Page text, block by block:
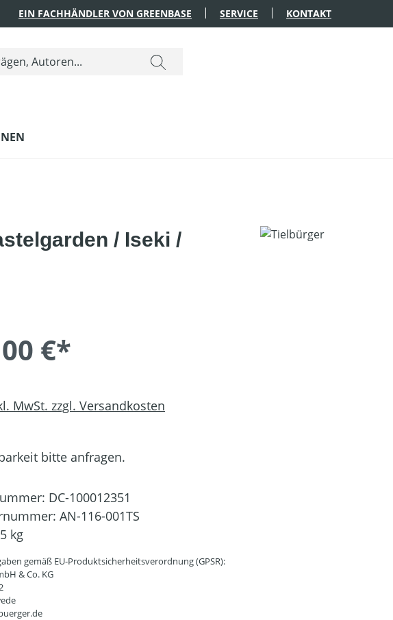
EIN FACHHÄNDLER VON GREENBASE SERVICE KONTAKT
/ Iseki /
€*
MwSt. zzgl. Versandkosten
bitte anfragen.
DC-100012351
AN-116-001TS
5 kg
gemäß EU-Produktsicherheitsverordnung (GPSR):
& Co. KG